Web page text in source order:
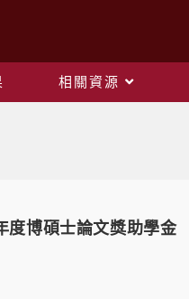
相關資源
度博碩士論文獎助學金